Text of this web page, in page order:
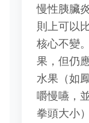
慢性胰臟
則上可以
核心不變
果，但仍
水果（如
嚼慢嚥，
拳頭大小